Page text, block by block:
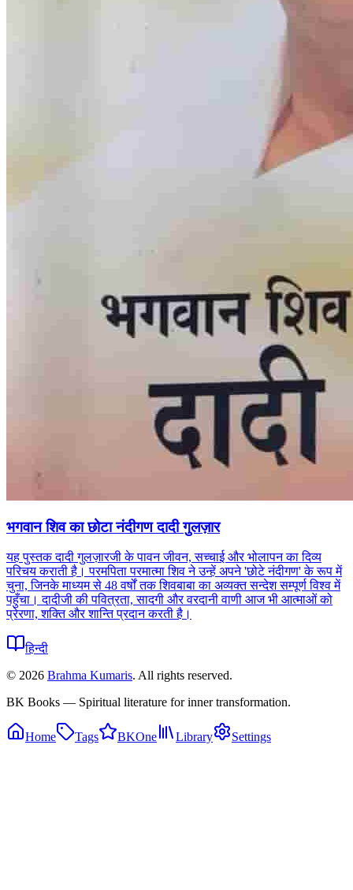
भगवान शिव का छोटा नंदीगण दादी गुलज़ार
यह पुस्तक दादी गुलज़ारजी के पावन जीवन, सच्चाई और भोलापन का दिव्य
परिचय कराती है। परमपिता परमात्मा शिव ने उन्हें अपने 'छोटे नंदीगण' के रूप में
चुना, जिनके माध्यम से 48 वर्षों तक शिवबाबा का अव्यक्त सन्देश सम्पूर्ण विश्व में
पहुँचा। दादीजी की पवित्रता, सादगी और वरदानी वाणी आज भी आत्माओं को
प्रेरणा, शक्ति और शान्ति प्रदान करती है।
हिन्दी
© 2026 Brahma Kumaris. All rights reserved.
BK Books — Spiritual literature for inner transformation.
Home Tags BKOne Library Settings